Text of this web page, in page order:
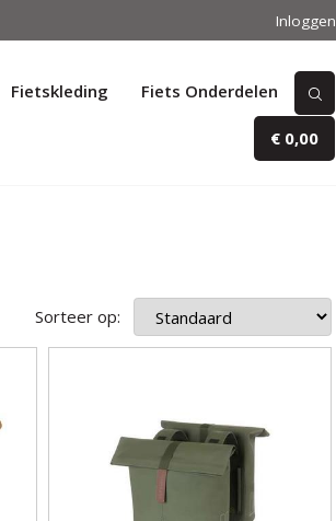
Inloggen
Fietskleding Fiets Onderdelen
€ 0,00
Sorteer op: